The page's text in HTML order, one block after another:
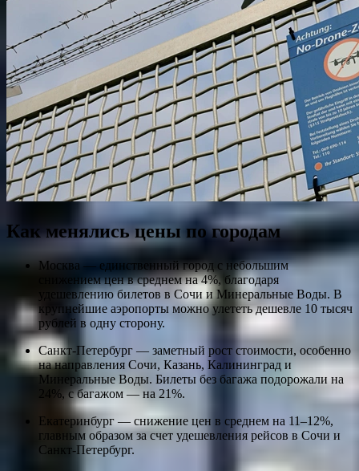
Как менялись цены по городам
Москва — единственный город с небольшим
снижением цен в среднем на 4%, благодаря
удешевлению билетов в Сочи и Минеральные Воды. В
крупнейшие аэропорты можно улететь дешевле 10 тысяч
рублей в одну сторону.
Санкт-Петербург — заметный рост стоимости, особенно
на направления Сочи, Казань, Калининград и
Минеральные Воды. Билеты без багажа подорожали на
24%, с багажом — на 21%.
Екатеринбург — снижение цен в среднем на 11–12%,
главным образом за счет удешевления рейсов в Сочи и
Санкт-Петербург.